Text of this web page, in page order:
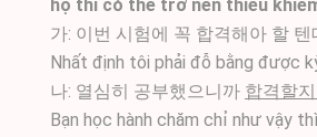
họ thì có thể trở nên thiếu
가: 이번 시험에 꼭 합격해아 할 텐
Nhất định tôi phải đỗ bằng được
나: 열심히 공부했으니까 합격할
Bạn học hành chăm chỉ như vậy